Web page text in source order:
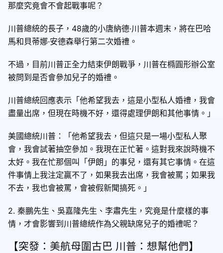
那麼究竟會不會起戰事呢？
川普總統的長子，48歲的小唐納德·川普本週末，將在巴哈
馬和貝蒂娜·安德森舉行第二次婚禮。
不過，目前川普正全力結束伊朗戰爭，川普在橢圓形辦公室
被問到是否會參加兒子的婚禮。
川普總統回應表示「他希望我去，這是小型私人婚禮，我會
盡量出席，但現在時機不好，還得處理伊朗和其他事情。」
美國總統川普：「他希望我去，但這只是一場小型私人聚
會，我會試著抽空參加。我現在正忙著。這對我來說時機不
太好。我在忙那個叫「伊朗」的事兒，還有其它事情。在這
件事情上我注定贏不了，如果我去出席，我會被罵；如果我
不去，我也會被罵，會被假新聞搞死。」
2. 秦鵬先生、吳嘉隆先生、李肅先生，究竟是什麼樣的事
情，才會影響到川普總統作為父親缺席兒子的婚禮呢？
【突發：美航母圍古巴 川普：想幫他們】